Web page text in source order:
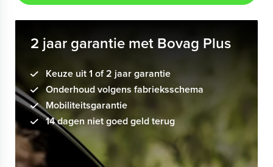
2 jaar garantie met Bovag Plus
Keuze uit 1 of 2 jaar garantie
Onderhoud volgens fabrieksschema
Mobiliteitsgarantie
14 dagen niet goed geld terug